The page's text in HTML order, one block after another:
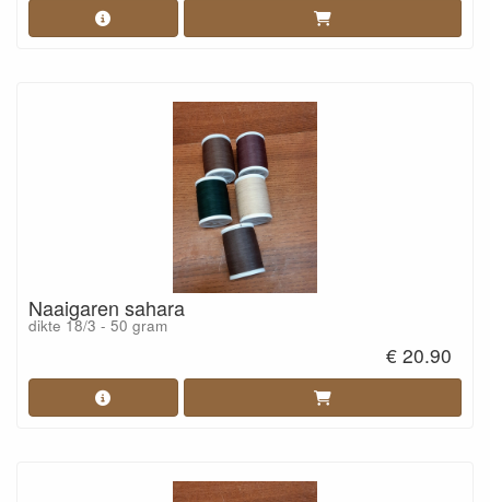
Naaigaren sahara
dikte 18/3 - 50 gram
€ 20.90